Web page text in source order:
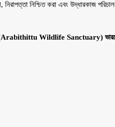
নিশ্চিত করা এবং উদ্ধারকাজ
(Arabithittu Wildlife Sanctuary)